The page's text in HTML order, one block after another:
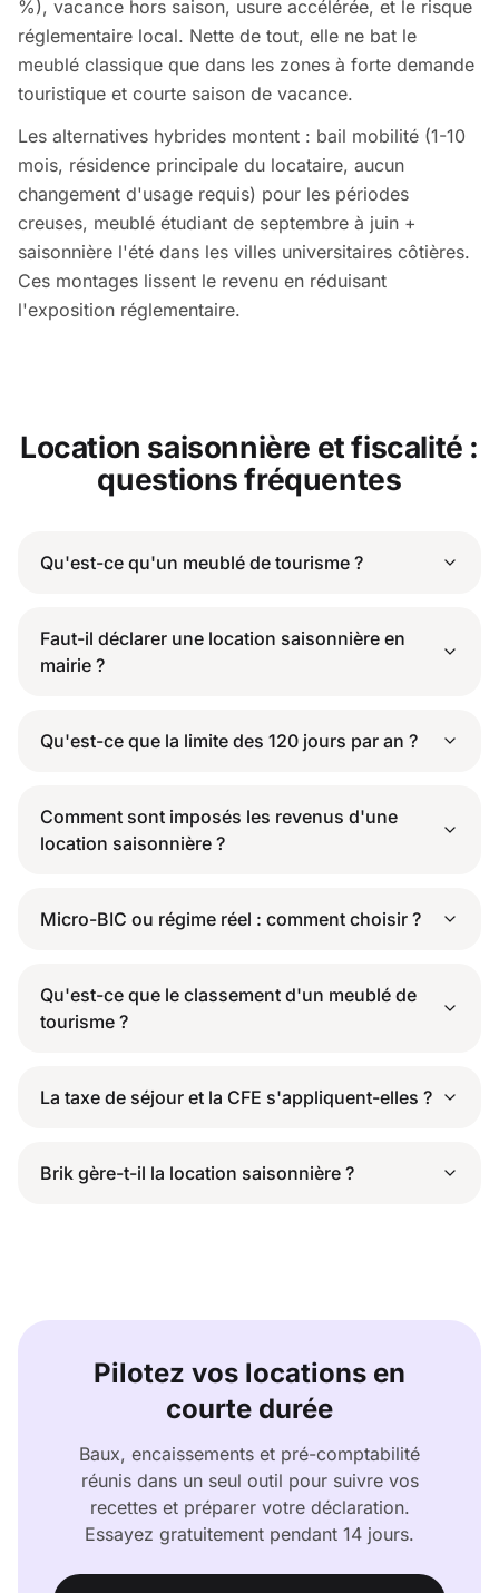
%), vacance hors saison, usure accélérée, et le risque
réglementaire local. Nette de tout, elle ne bat le
meublé classique que dans les zones à forte demande
touristique et courte saison de vacance.
Les alternatives hybrides montent : bail mobilité (1-10
mois, résidence principale du locataire, aucun
changement d'usage requis) pour les périodes
creuses, meublé étudiant de septembre à juin +
saisonnière l'été dans les villes universitaires côtières.
Ces montages lissent le revenu en réduisant
l'exposition réglementaire.
Location saisonnière et fiscalité :
questions fréquentes
Qu'est-ce qu'un meublé de tourisme ?
Faut-il déclarer une location saisonnière en
mairie ?
Qu'est-ce que la limite des 120 jours par an ?
Comment sont imposés les revenus d'une
location saisonnière ?
Micro-BIC ou régime réel : comment choisir ?
Qu'est-ce que le classement d'un meublé de
tourisme ?
La taxe de séjour et la CFE s'appliquent-elles ?
Brik gère-t-il la location saisonnière ?
Pilotez vos locations en
courte durée
Baux, encaissements et pré-comptabilité
réunis dans un seul outil pour suivre vos
recettes et préparer votre déclaration.
Essayez gratuitement pendant 14 jours.